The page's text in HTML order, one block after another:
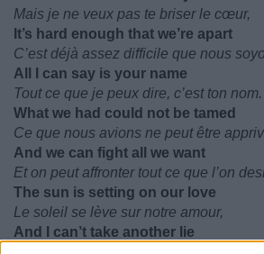
Mais je ne veux pas te briser le cœur,
It’s hard enough that we’re apart
C’est déjà assez difficile que nous
All I can say is your name
Tout ce que je peux dire, c’est ton nom.
What we had could not be tamed
Ce que nous avions ne peut être
And we can fight all we want
Et on peut affronter tout ce que l’on
The sun is setting on our love
Le soleil se lève sur notre amour,
And I can’t take another lie